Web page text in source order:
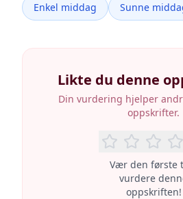
Enkel middag
Sunne
Likte du denne
Din vurdering hjelper
oppskrifter.
Vær den første
vurdere
oppskriften!